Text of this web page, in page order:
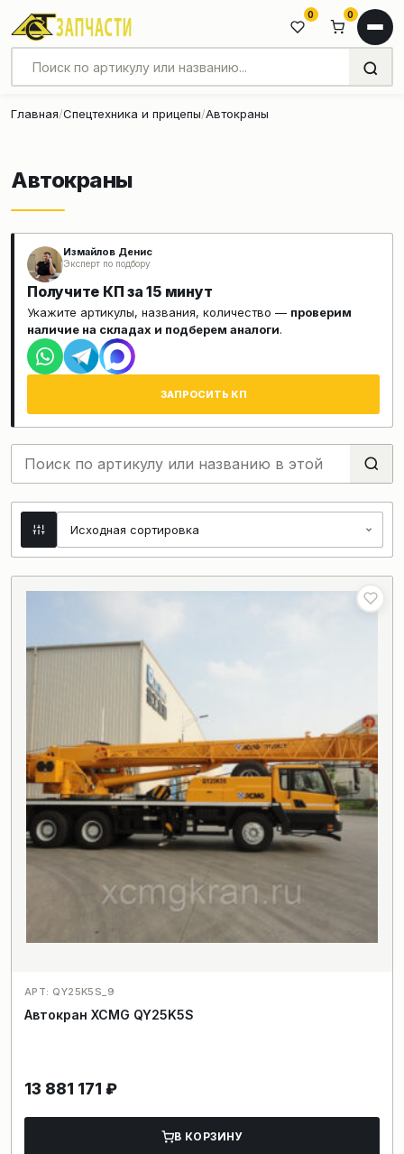
0 0
Главная Спецтехника и прицепы Автокраны
Автокраны
Измайлов Денис
Эксперт по подбору
Получите КП за 15 минут
Укажите артикулы, названия, количество — проверим
наличие на складах и подберем аналоги.
ЗАПРОСИТЬ КП
АРТ: QY25K5S_9
Автокран XCMG QY25K5S
13 881 171 ₽
В КОРЗИНУ